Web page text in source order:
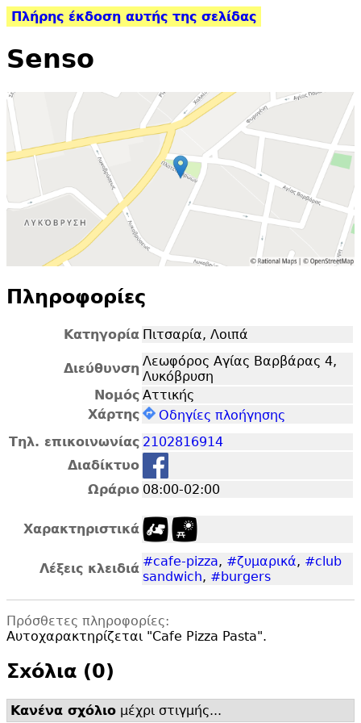
Πλήρης έκδοση αυτής της σελίδας
Senso
Πληροφορίες
Κατηγορία Πιτσαρία, Λοιπά
Διεύθυνση Λεωφόρος Αγίας Βαρβάρας 4,
Λυκόβρυση
Νομός Αττικής
Χάρτης
Οδηγίες πλοήγησης
Τηλ. επικοινωνίας 2102816914
Διαδίκτυο
Ωράριο 08:00-02:00
Χαρακτηριστικά
Λέξεις κλειδιά #cafe-pizza, #ζυμαρικά, #club
sandwich, #burgers
Πρόσθετες πληροφορίες:
Αυτοχαρακτηρίζεται "Cafe Pizza Pasta".
Σxόλια (0)
Κανένα σχόλιο μέχρι στιγμής...